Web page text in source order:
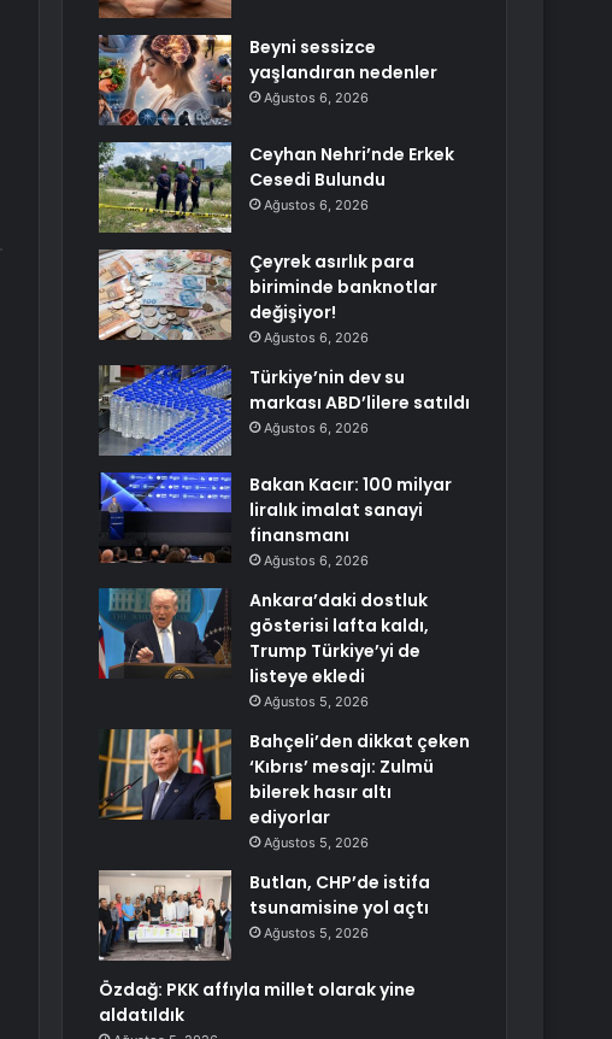
Beyni sessizce
yaşlandıran nedenler
Ağustos 6, 2026
Ceyhan Nehri’nde Erkek
Cesedi Bulundu
Ağustos 6, 2026
Çeyrek asırlık para
biriminde banknotlar
değişiyor!
Ağustos 6, 2026
Türkiye’nin dev su
markası ABD’lilere satıldı
Ağustos 6, 2026
Bakan Kacır: 100 milyar
liralık imalat sanayi
finansmanı
Ağustos 6, 2026
Ankara’daki dostluk
gösterisi lafta kaldı,
Trump Türkiye’yi de
listeye ekledi
Ağustos 5, 2026
Bahçeli’den dikkat çeken
‘Kıbrıs’ mesajı: Zulmü
bilerek hasır altı
ediyorlar
Ağustos 5, 2026
Butlan, CHP’de istifa
tsunamisine yol açtı
Ağustos 5, 2026
Özdağ: PKK affıyla millet olarak yine
aldatıldık